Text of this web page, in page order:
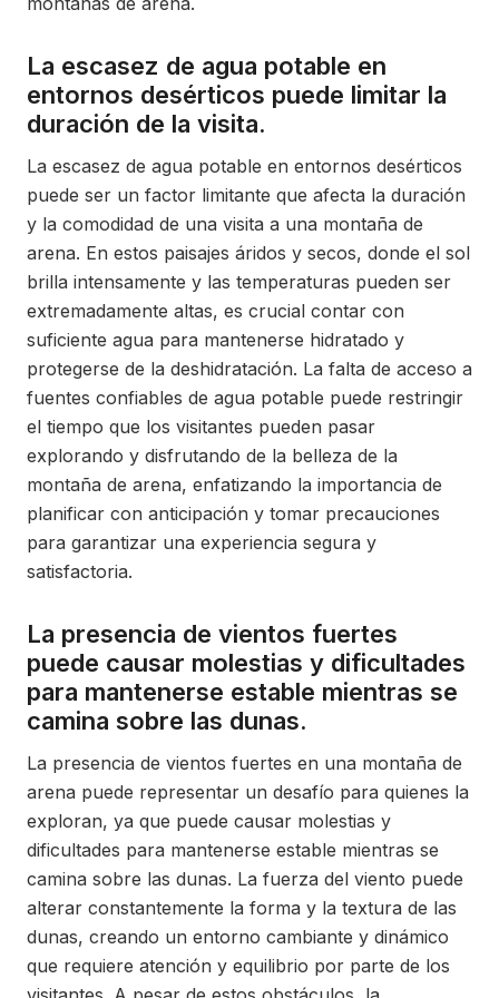
La escasez de agua potable en
entornos desérticos puede limitar la
duración de la visita.
La escasez de agua potable en entornos desérticos
puede ser un factor limitante que afecta la duración
y la comodidad de una visita a una montaña de
arena. En estos paisajes áridos y secos, donde el sol
brilla intensamente y las temperaturas pueden ser
extremadamente altas, es crucial contar con
suficiente agua para mantenerse hidratado y
protegerse de la deshidratación. La falta de acceso a
fuentes confiables de agua potable puede restringir
el tiempo que los visitantes pueden pasar
explorando y disfrutando de la belleza de la
montaña de arena, enfatizando la importancia de
planificar con anticipación y tomar precauciones
para garantizar una experiencia segura y
satisfactoria.
La presencia de vientos fuertes
puede causar molestias y dificultades
para mantenerse estable mientras se
camina sobre las dunas.
La presencia de vientos fuertes en una montaña de
arena puede representar un desafío para quienes la
exploran, ya que puede causar molestias y
dificultades para mantenerse estable mientras se
camina sobre las dunas. La fuerza del viento puede
alterar constantemente la forma y la textura de las
dunas, creando un entorno cambiante y dinámico
que requiere atención y equilibrio por parte de los